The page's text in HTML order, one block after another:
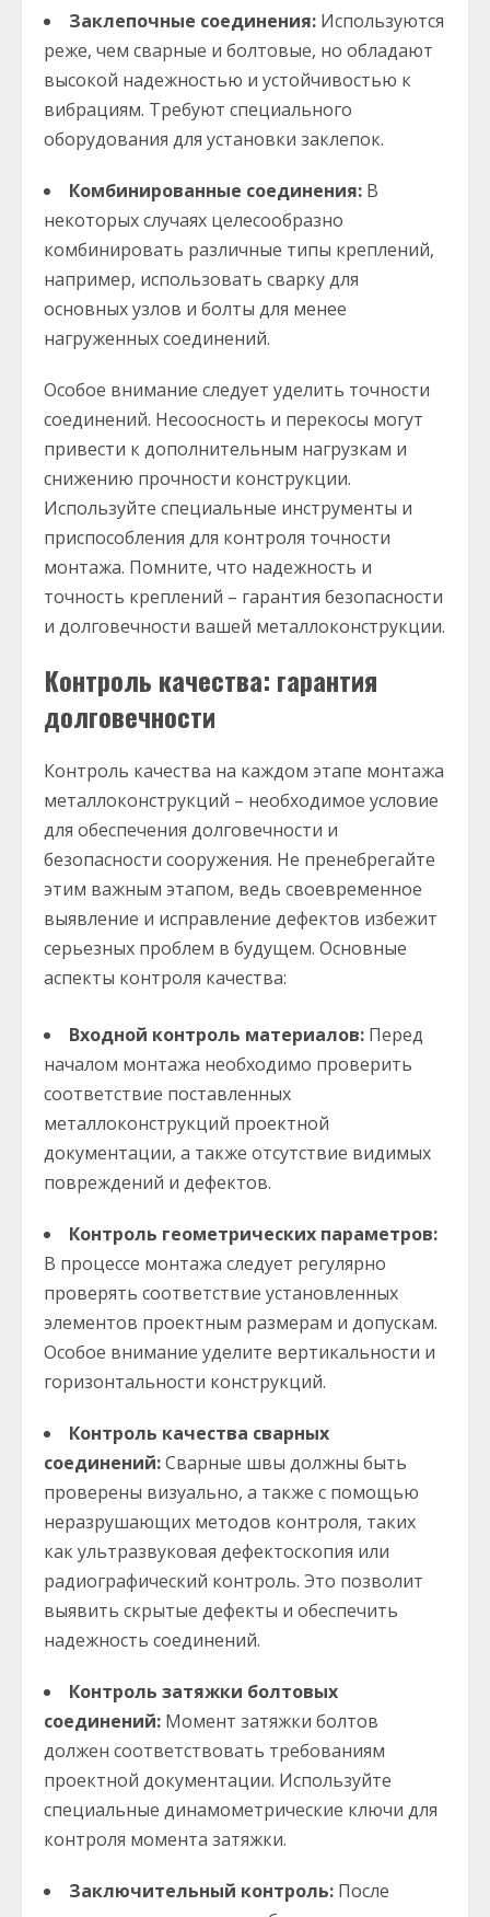
Заклепочные соединения: Используются
реже, чем сварные и болтовые, но обладают
высокой надежностью и устойчивостью к
вибрациям. Требуют специального
оборудования для установки заклепок.
Комбинированные соединения: В
некоторых случаях целесообразно
комбинировать различные типы креплений,
например, использовать сварку для
основных узлов и болты для менее
нагруженных соединений.
Особое внимание следует уделить точности
соединений. Несоосность и перекосы могут
привести к дополнительным нагрузкам и
снижению прочности конструкции.
Используйте специальные инструменты и
приспособления для контроля точности
монтажа. Помните, что надежность и
точность креплений – гарантия безопасности
и долговечности вашей металлоконструкции.
Контроль качества: гарантия
долговечности
Контроль качества на каждом этапе монтажа
металлоконструкций – необходимое условие
для обеспечения долговечности и
безопасности сооружения. Не пренебрегайте
этим важным этапом, ведь своевременное
выявление и исправление дефектов избежит
серьезных проблем в будущем. Основные
аспекты контроля качества:
Входной контроль материалов: Перед
началом монтажа необходимо проверить
соответствие поставленных
металлоконструкций проектной
документации, а также отсутствие видимых
повреждений и дефектов.
Контроль геометрических параметров:
В процессе монтажа следует регулярно
проверять соответствие установленных
элементов проектным размерам и допускам.
Особое внимание уделите вертикальности и
горизонтальности конструкций.
Контроль качества сварных
соединений:Сварные швы должны быть
проверены визуально, а также с помощью
неразрушающих методов контроля, таких
как ультразвуковая дефектоскопия или
радиографический контроль. Это позволит
выявить скрытые дефекты и обеспечить
надежность соединений.
Контроль затяжки болтовых
соединений: Момент затяжки болтов
должен соответствовать требованиям
проектной документации. Используйте
специальные динамометрические ключи для
контроля момента затяжки.
Заключительный контроль: После